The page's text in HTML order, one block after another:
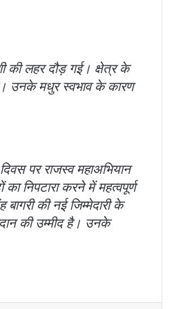
की लहर दौड़ गई। क्षेत्र के
उनके मधुर स्वभाव के कारण
पर राजस्व महाअभियान
निपटारा करने में महत्वपूर्ण
की नई जिम्मेदारी के
की उम्मीद है। उनके